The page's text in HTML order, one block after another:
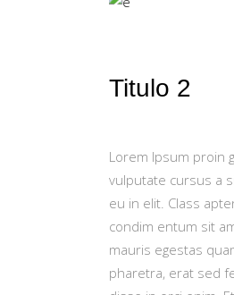
Titulo 2
Lorem Ipsum proin
vulputate cursus a
eu in elit. Class
condim entum sit
mauris egestas
pharetra, erat sed